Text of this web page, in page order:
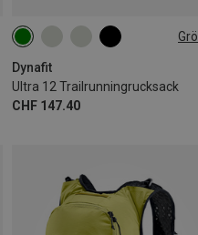
Dynafit
Ultra 12 Trailrunningrucksack
CHF 147.40
12L | S 12L | XL
12L | XS
12L | M